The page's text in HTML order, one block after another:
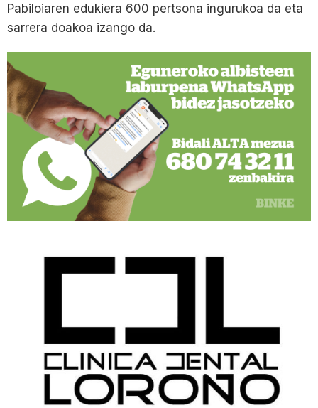
Pabiloiaren edukiera 600 pertsona ingurukoa da eta
sarrera doakoa izango da.